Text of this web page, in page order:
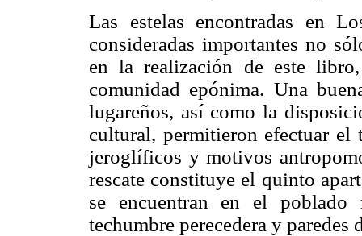
Las estelas encontradas en
consideradas importantes no
en la realización de este
comunidad epónima. Una
lugareños, así como la
cultural, permitieron efectuar el
jeroglíficos y motivos
rescate constituye el quinto
se encuentran en el poblado
techumbre perecedera y paredes